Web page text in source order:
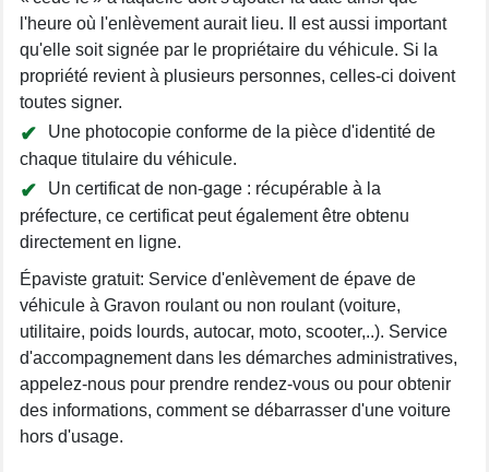
l'heure où l'enlèvement aurait lieu. Il est aussi important
qu'elle soit signée par le propriétaire du véhicule. Si la
propriété revient à plusieurs personnes, celles-ci doivent
toutes signer.
Une photocopie conforme de la pièce d'identité de
chaque titulaire du véhicule.
Un certificat de non-gage : récupérable à la
préfecture, ce certificat peut également être obtenu
directement en ligne.
Épaviste gratuit: Service d'enlèvement de épave de
véhicule à Gravon roulant ou non roulant (voiture,
utilitaire, poids lourds, autocar, moto, scooter,..). Service
d'accompagnement dans les démarches administratives,
appelez-nous pour prendre rendez-vous ou pour obtenir
des informations, comment se débarrasser d'une voiture
hors d'usage.